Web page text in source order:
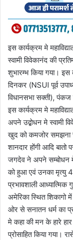
इस कार्यक्रम मे
स्वामी विवेकानंद की
शुभारम्भ किया गया।
दिनकर (NSUI पूर्व
विधानसभा सक्ती), पंकज
इस कार्यक्रम मे
अपने उद्बोधन मे स्वामी
खुद को कमजोर समझना
शानदार होंगी आदि
जगदेव ने अपने सम्बोधन
को हुआ एवं उनका मृत्यु
प्रभावशाली
अमेरिका स्थित शिकागो
ओर से सनातन धर्म का
मे कहा की मन के हारे
प्रोसाहित किया गया।